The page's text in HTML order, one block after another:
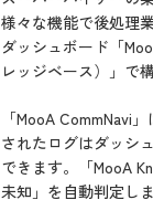
様々な機能で後処理
ダッシュボード「
レッジベース）」で
「MooA CommNavi
されたログはダッシ
できます。「MooA
未知」を自動判定し